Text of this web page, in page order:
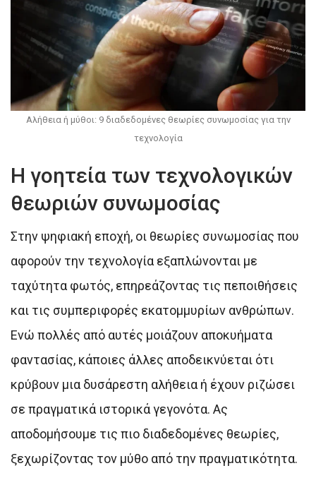
Αλήθεια ή μύθοι: 9 διαδεδομένες θεωρίες συνωμοσίας για την
τεχνολογία
Η γοητεία των τεχνολογικών
θεωριών συνωμοσίας
Στην ψηφιακή εποχή, οι θεωρίες συνωμοσίας που
αφορούν την τεχνολογία εξαπλώνονται με
ταχύτητα φωτός, επηρεάζοντας τις πεποιθήσεις
και τις συμπεριφορές εκατομμυρίων ανθρώπων.
Ενώ πολλές από αυτές μοιάζουν αποκυήματα
φαντασίας, κάποιες άλλες αποδεικνύεται ότι
κρύβουν μια δυσάρεστη αλήθεια ή έχουν ριζώσει
σε πραγματικά ιστορικά γεγονότα. Ας
αποδομήσουμε τις πιο διαδεδομένες θεωρίες,
ξεχωρίζοντας τον μύθο από την πραγματικότητα.